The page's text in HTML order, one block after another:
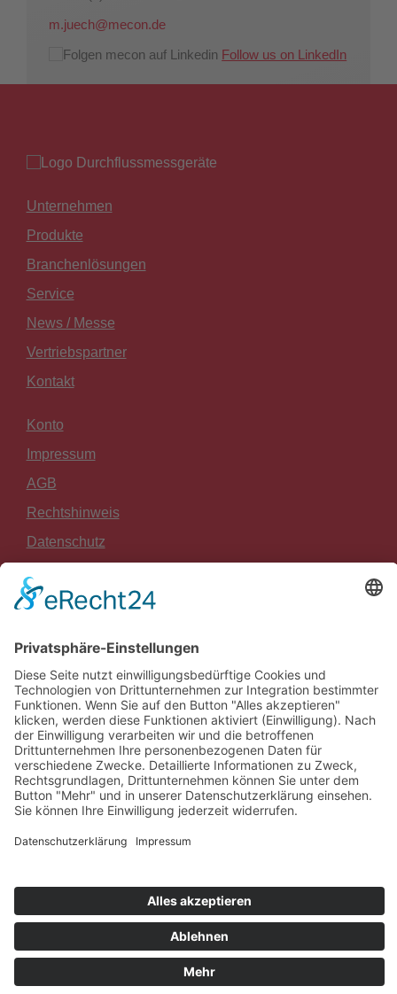
m.juech@mecon.de
Follow us on LinkedIn
Unternehmen
Produkte
Branchenlösungen
Service
News / Messe
Vertriebspartner
Kontakt
Konto
Impressum
AGB
Rechtshinweis
Datenschutz
Zahlung und Versand